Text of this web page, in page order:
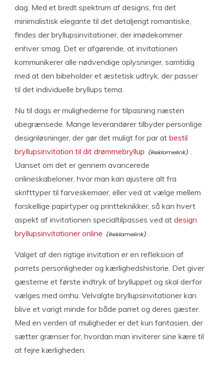
dag. Med et bredt spektrum af designs, fra det
minimalistisk elegante til det detaljerigt romantiske,
findes der bryllupsinvitationer, der imødekommer
enhver smag. Det er afgørende, at invitationen
kommunikerer alle nødvendige oplysninger, samtidig
med at den bibeholder et æstetisk udtryk, der passer
til det individuelle bryllups tema.
Nu til dags er mulighederne for tilpasning næsten
ubegrænsede. Mange leverandører tilbyder personlige
designløsninger, der gør det muligt for par at bestil
bryllupsinvitation til dit drømmebryllup
.
Uanset om det er gennem avancerede
onlineskabeloner, hvor man kan ajustere alt fra
skrifttyper til farveskemaer, eller ved at vælge mellem
forskellige papirtyper og printteknikker, så kan hvert
aspekt af invitationen specialtilpasses ved at design
bryllupsinvitationer online
.
Valget af den rigtige invitation er en refleksion af
parrets personligheder og kærlighedshistorie. Det giver
gæsterne et første indtryk af brylluppet og skal derfor
vælges med omhu. Velvalgte bryllupsinvitationer kan
blive et varigt minde for både parret og deres gæster.
Med en verden af muligheder er det kun fantasien, der
sætter grænser for, hvordan man inviterer sine kære til
at fejre kærligheden.